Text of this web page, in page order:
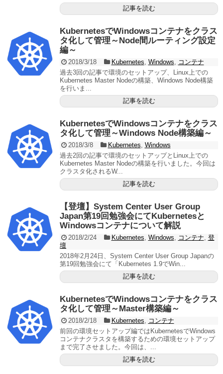
記事を読む
KubernetesでWindowsコンテナをクラス
タ化して管理～Node間ルーティング設定
編～
2018/3/18 Kubernetes, Windows, コンテナ
過去3回の記事で環境のセットアップ、Linux上での
Kubernetes Master Nodeの構築、Windows Node構築
を行いま...
記事を読む
KubernetesでWindowsコンテナをクラス
タ化して管理～Windows Node構築編～
2018/3/8 Kubernetes, Windows
過去2回の記事で環境のセットアップとLinux上での
Kubernetes Master Nodeの構築を行いました。今回は
クラスタ化されるW...
記事を読む
【登壇】System Center User Group
Japan第19回勉強会にてKubernetesと
Windowsコンテナについて解説
2018/2/24 Kubernetes, Windows, コンテナ, 登
壇
2018年2月24日、System Center User Group Japanの
第19回勉強会にて「Kubernetes 1.9でWin...
記事を読む
KubernetesでWindowsコンテナをクラス
タ化して管理～Master構築編～
2018/2/18 Kubernetes, コンテナ
前回の環境セットアップ編ではKubernetesでWindows
コンテナクラスタを構築するための環境セットアップ
まで完了させました。今回は、...
記事を読む